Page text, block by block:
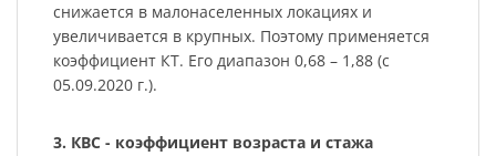
снижается в малонаселенных локациях и
увеличивается в крупных. Поэтому применяется
коэффициент КТ. Его диапазон 0,68 – 1,88 (с
05.09.2020 г.).
3. КВС - коэффициент возраста и стажа